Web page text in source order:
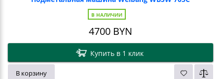
В НАЛИЧИИ
4700 BYN
Купить в 1 клик
В корзину